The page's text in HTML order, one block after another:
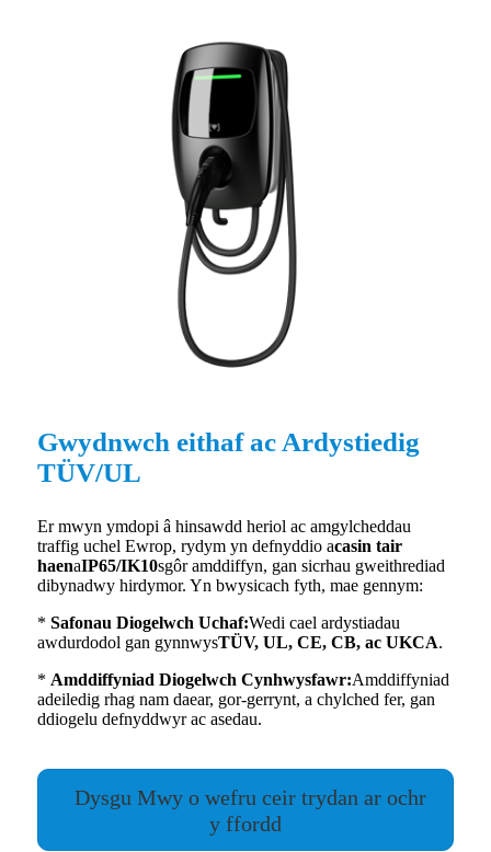
Gwydnwch eithaf ac Ardystiedig
TÜV/UL
Er mwyn ymdopi â hinsawdd heriol ac amgylcheddau
traffig uchel Ewrop, rydym yn defnyddio acasin tair
haenaIP65/IK10sgôr amddiffyn, gan sicrhau gweithrediad
dibynadwy hirdymor. Yn bwysicach fyth, mae gennym:
* Safonau Diogelwch Uchaf:Wedi cael ardystiadau
awdurdodol gan gynnwysTÜV, UL, CE, CB, ac UKCA.
* Amddiffyniad Diogelwch Cynhwysfawr:Amddiffyniad
adeiledig rhag nam daear, gor-gerrynt, a chylched fer, gan
ddiogelu defnyddwyr ac asedau.
Dysgu Mwy o wefru ceir trydan ar ochr
y ffordd